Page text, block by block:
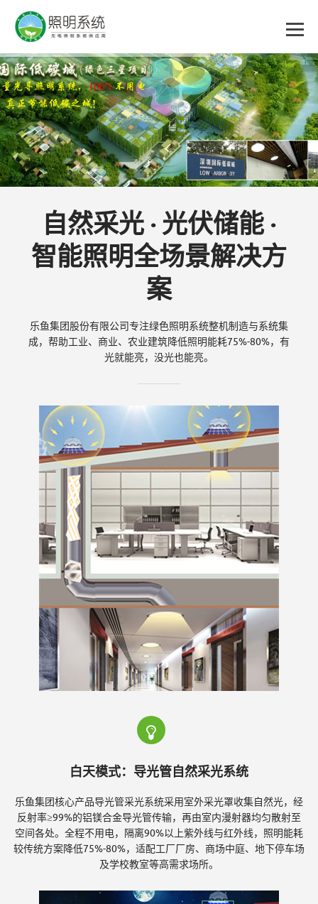
乐
鱼
集
团
份
有
限
公
司
光
管
自然采光 · 光伏储能 ·
智能照明全场景解决方
案
乐鱼集团股份有限公司专注绿色照明系统整机制造与系统集
成，帮助工业、商业、农业建筑降低照明能耗75%-80%，有
光就能亮，没光也能亮。
白天模式：导光管自然采光系统
乐鱼集团核心产品导光管采光系统采用室外采光罩收集自然光，经
反射率≥99%的铝镁合金导光管传输，再由室内漫射器均匀散射至
空间各处。全程不用电，隔离90%以上紫外线与红外线，照明能耗
较传统方案降低75%-80%，适配工厂厂房、商场中庭、地下停车场
及学校教室等高需求场所。